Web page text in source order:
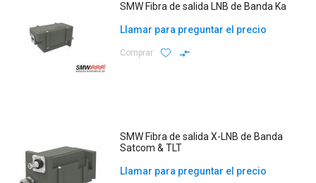
SMW Fibra de salida LNB de Banda Ka
Llamar para preguntar el precio
Comprar
SMW Fibra de salida X-LNB de Banda
Satcom & TLT
Llamar para preguntar el precio